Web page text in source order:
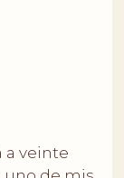
a veinte